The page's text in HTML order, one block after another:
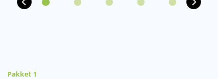
Pakket 1